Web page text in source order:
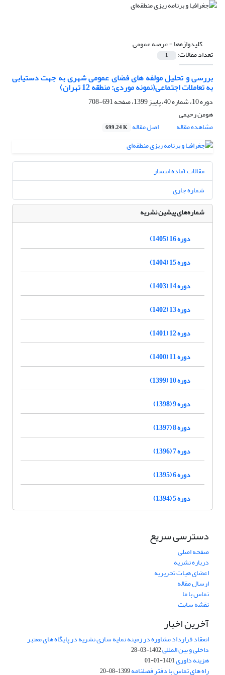
کلیدواژه‌ها =عرصه عمومی
تعداد مقالات: 1
بررسی و تحلیل مولفه های فضای عمومی شهری به جهت دستیابی
به تعاملات اجتماعی(نمونه موردی: منطقه 12 تهران)
دوره 10، شماره 40، پاییز 1399، صفحه
691-708
هومن رحیمی
مشاهده مقاله
اصل مقاله 699.24 K
مقالات آماده انتشار
شماره جاری
شماره‌های پیشین نشریه
دوره 16 (1405)
دوره 15 (1404)
دوره 14 (1403)
دوره 13 (1402)
دوره 12 (1401)
دوره 11 (1400)
دوره 10 (1399)
دوره 9 (1398)
دوره 8 (1397)
دوره 7 (1396)
دوره 6 (1395)
دوره 5 (1394)
دسترسی سریع
صفحه اصلی
درباره نشریه
اعضای هیات تحریریه
ارسال مقاله
تماس با ما
نقشه سایت
آخرین اخبار
انعقاد قرارداد مشاوره در زمینه نمایه سازی نشریه در پایگاه های معتبر
داخلی و بین المللی1402-03-28
هزینه داوری1401-01-01
راه های تماس با دفتر فصلنامه1399-08-20